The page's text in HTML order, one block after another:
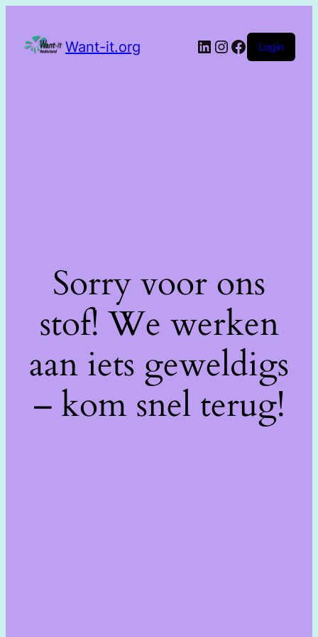
Want-it.org Login
Sorry voor ons
stof! We werken
aan iets geweldigs
– kom snel terug!